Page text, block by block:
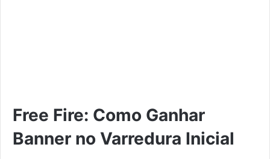
Free Fire: Como Ganhar
Banner no Varredura Inicial